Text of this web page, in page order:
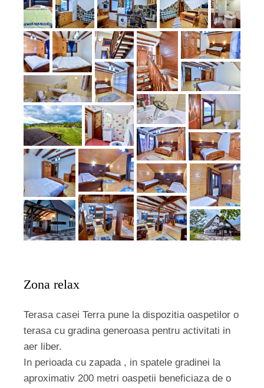
Zona relax
Terasa casei Terra pune la dispozitia oaspetilor o
terasa cu gradina generoasa pentru activitati in
aer liber.
In perioada cu zapada , in spatele gradinei la
aproximativ 200 metri oaspetii beneficiaza de o